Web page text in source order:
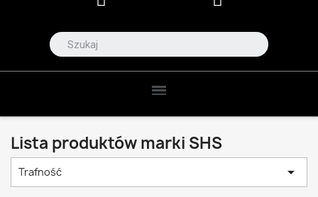
Lista produktów marki SHS
Trafność 